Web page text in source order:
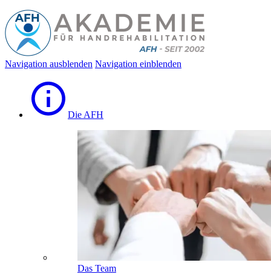
Navigation ausblenden Navigation einblenden
Die AFH
Das Team